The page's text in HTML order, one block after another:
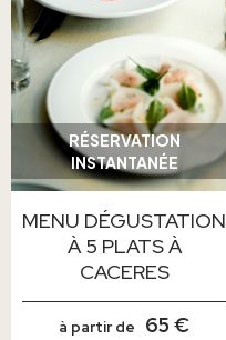
RÉSERVATION
INSTANTANÉE
MENU DÉGUSTATION
À 5 PLATS À
CACERES
à partir de 65 €